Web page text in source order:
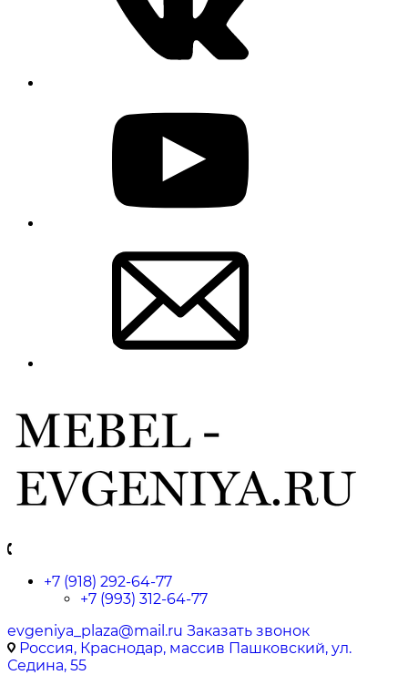
+7 (918) 292-64-77
+7 (993) 312-64-77
evgeniya_plaza@mail.ru Заказать звонок
Россия, Краснодар, массив Пашковский, ул.
Седина, 55